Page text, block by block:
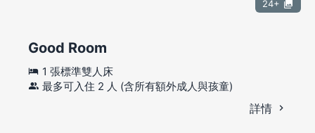
24+
Good Room
1 張標準雙人床
最多可入住 2 人 (含所有額外成人與孩童)
詳情